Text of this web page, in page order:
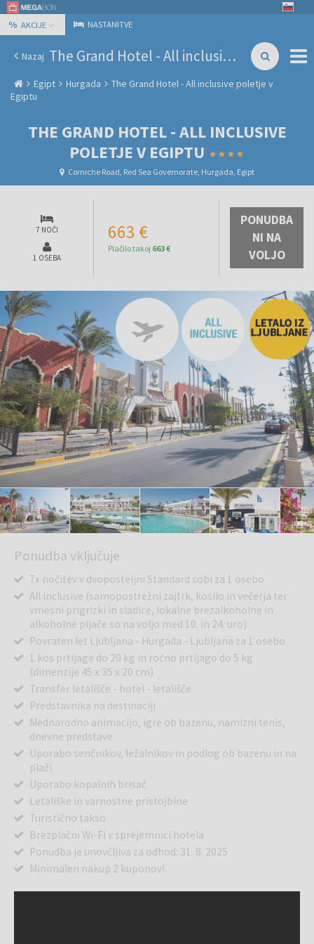
% AKCIJE NASTANITVE
Nazaj The Grand Hotel - All inclusive poletje v Egiptu
Egipt Hurgada
The Grand Hotel - All inclusive poletje v
Egiptu
THE GRAND HOTEL - ALL INCLUSIVE
POLETJE V EGIPTU
Corniche Road, Red Sea Governorate, Hurgada, Egipt
7 NOČI
1 OSEBA
663 €
Plačilo takoj 663 €
PONUDBA
NI NA
VOLJO
Ponudba vključuje
7x nočitev v dvoposteljni Standard sobi za 1 osebo
All inclusive (samopostrežni zajtrk, kosilo in večerja ter
vmesni prigrizki in sladice, lokalne brezalkoholne in
alkoholne pijače so na voljo med 10. in 24. uro)
Povraten let Ljubljana - Hurgada - Ljubljana za 1 osebo
1 kos prtljage do 20 kg in ročno prtljago do 5 kg
(dimenzije 45 x 35 x 20 cm)
Transfer letališče - hotel - letališče
Predstavnika na destinaciji
Mednarodno animacijo, igre ob bazenu, namizni tenis,
dnevne predstave
Uporabo senčnikov, ležalnikov in podlog ob bazenu in na
plaži
Uporabo kopalnih brisač
Letališke in varnostne pristojbine
Turistično takso
Brezplačni Wi-Fi v sprejemnici hotela
Ponudba je unovčljiva za odhod: 31. 8. 2025
Minimalen nakup 2 kuponov!